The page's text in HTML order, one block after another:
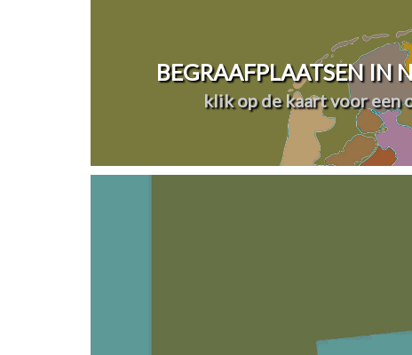
BEGRAAFPLAATSEN IN
klik op de kaart voor een